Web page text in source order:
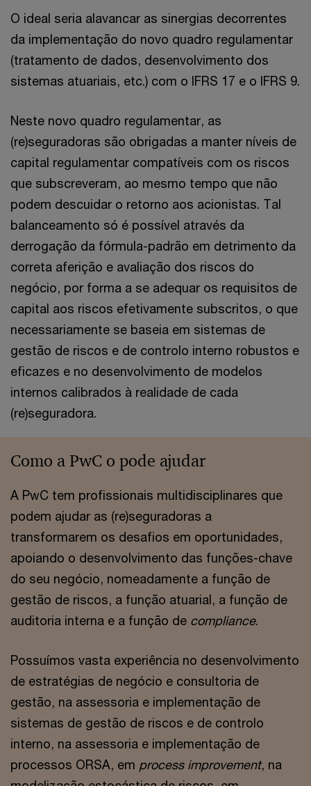
O ideal seria alavancar as sinergias decorrentes
da implementação do novo quadro regulamentar
(tratamento de dados, desenvolvimento dos
sistemas atuariais, etc.) com o IFRS 17 e o IFRS 9.
Neste novo quadro regulamentar, as
(re)seguradoras são obrigadas a manter níveis de
capital regulamentar compatíveis com os riscos
que subscreveram, ao mesmo tempo que não
podem descuidar o retorno aos acionistas. Tal
balanceamento só é possível através da
derrogação da fórmula-padrão em detrimento da
correta aferição e avaliação dos riscos do
negócio, por forma a se adequar os requisitos de
capital aos riscos efetivamente subscritos, o que
necessariamente se baseia em sistemas de
gestão de riscos e de controlo interno robustos e
eficazes e no desenvolvimento de modelos
internos calibrados à realidade de cada
(re)seguradora.
Como a PwC o pode ajudar
A PwC tem profissionais multidisciplinares que
podem ajudar as (re)seguradoras a
transformarem os desafios em oportunidades,
apoiando o desenvolvimento das funções-chave
do seu negócio, nomeadamente a função de
gestão de riscos, a função atuarial, a função de
auditoria interna e a função de compliance.
Possuímos vasta experiência no desenvolvimento
de estratégias de negócio e consultoria de
gestão, na assessoria e implementação de
sistemas de gestão de riscos e de controlo
interno, na assessoria e implementação de
processos ORSA, em process improvement, na